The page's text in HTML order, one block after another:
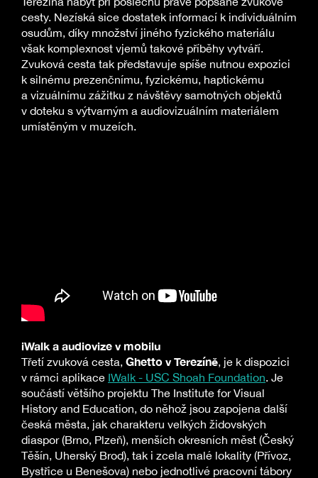
cesty. Nezíská sice dostatek informací k individuálním
osudům, díky množství jiného fyzického materiálu
však komplexnost vjemů takové příběhy vytváří.
Zvuková cesta tak představuje spíše nutnou expozici
k silnému prezenčnímu, fyzickému, haptickému
a vizuálnímu zážitku z návštěvy samotných objektů
v doteku s výtvarným a audiovizuálním materiálem
umístěným v muzeích.
iWalk a audiovize v mobilu
Třetí zvuková cesta, Ghetto v Terezíně, je k dispozici
v rámci aplikace IWalk - USC Shoah Foundation. Je
součástí většího projektu The Institute for Visual
History and Education, do něhož jsou zapojena další
česká města, jak charakteru velkých židovských
diaspor (Brno, Plzeň), menších okresních měst (Český
Těšín, Uherský Brod), tak i zcela malé lokality (Přívoz,
Bystřice u Benešova) nebo jednotlivé pracovní tábory